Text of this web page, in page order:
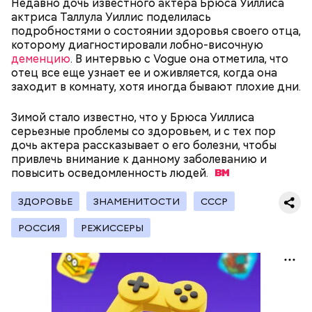
Недавно дочь известного актера Брюса Уиллиса
актриса Таллула Уиллис поделилась
подробностями о состоянии здоровья своего отца,
которому диагностировали лобно-височную
деменцию. В интервью с Vogue она отметила, что
отец все еще узнает ее и оживляется, когда она
заходит в комнату, хотя иногда бывают плохие дни.
Зимой стало известно, что у Брюса Уиллиса
серьезные проблемы со здоровьем, и с тех пор
дочь актера рассказывает о его болезни, чтобы
привлечь внимание к данному заболеванию и
повысить осведомленностьлюдей.
ЗДОРОВЬЕ ЗНАМЕНИТОСТИ СССР
РОССИЯ РЕЖИССЕРЫ
Поляков предупредил: не стоит собирать грибы у
обочин дорог или рядом с промышленными
предприятиями, так как они могут накапливать в
себе токсические вещества.
— Может пробить заряд на человека. Нужно вести
себя очень осторожно, будто увидели дикого
зверя, затаиться, — добавил академик.
«Новым рекордам — быть»: как
активность Эль-Ниньо может
отразиться на предстоящем лете
в России
или просто погаснуть. Однако есть риск, что она
может и взорваться.
Одним из запоминающихся событий того периода
для Макеева стал футбольный матч между
киевским «Динамо» и мадридским «Атлетико»,
который состоялся 3 мая в Киеве. Полк Макеева жил
в палатках в лесу около Варовичей, в 12 километрах
от Припяти. А солдатам очень хотелось увидеть
партийной организации колхоза и попросил
одолжить телевизор.
секретарь партийной организации сжалился и
выделил нам цветной телевизор. И мы вечером
смогли посмотреть матч, — вспоминает он.